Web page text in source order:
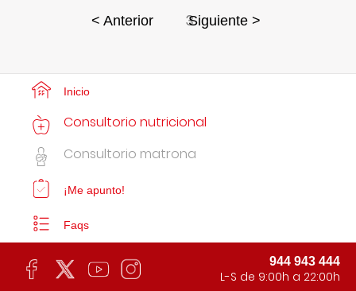
< Anterior 3Siguiente >
Inicio
Consultorio nutricional
Consultorio matrona
¡Me apunto!
Faqs
944 943 444
L-S de 9:00h a 22:00h